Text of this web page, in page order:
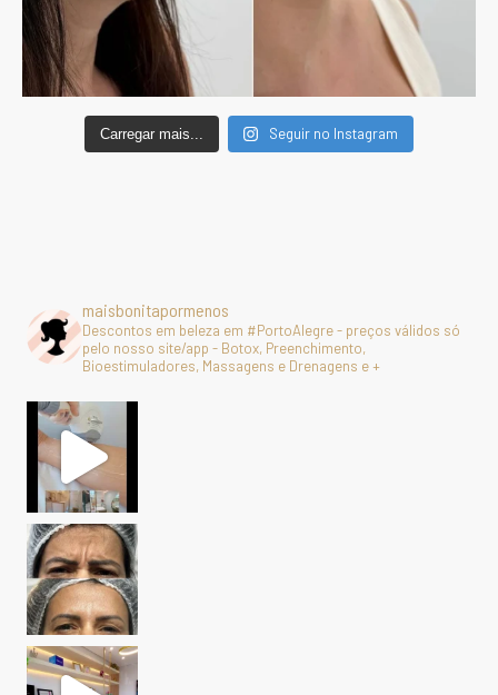
Carregar mais... Seguir no Instagram
maisbonitapormenos
Descontos em beleza em #PortoAlegre - preços válidos só
pelo nosso site/app - Botox, Preenchimento,
Bioestimuladores, Massagens e Drenagens e +